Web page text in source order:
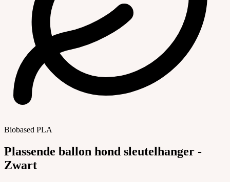
Biobased PLA
Plassende ballon hond sleutelhanger -
Zwart